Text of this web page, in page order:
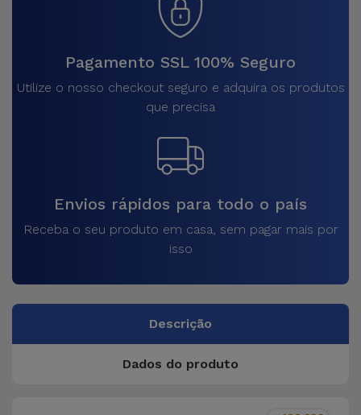
Pagamento SSL 100% Seguro
Utilize o nosso checkout seguro e adquira os produtos
que precisa
Envios rápidos para todo o país
Receba o seu produto em casa, sem pagar mais por
isso
Descrição
Dados do produto